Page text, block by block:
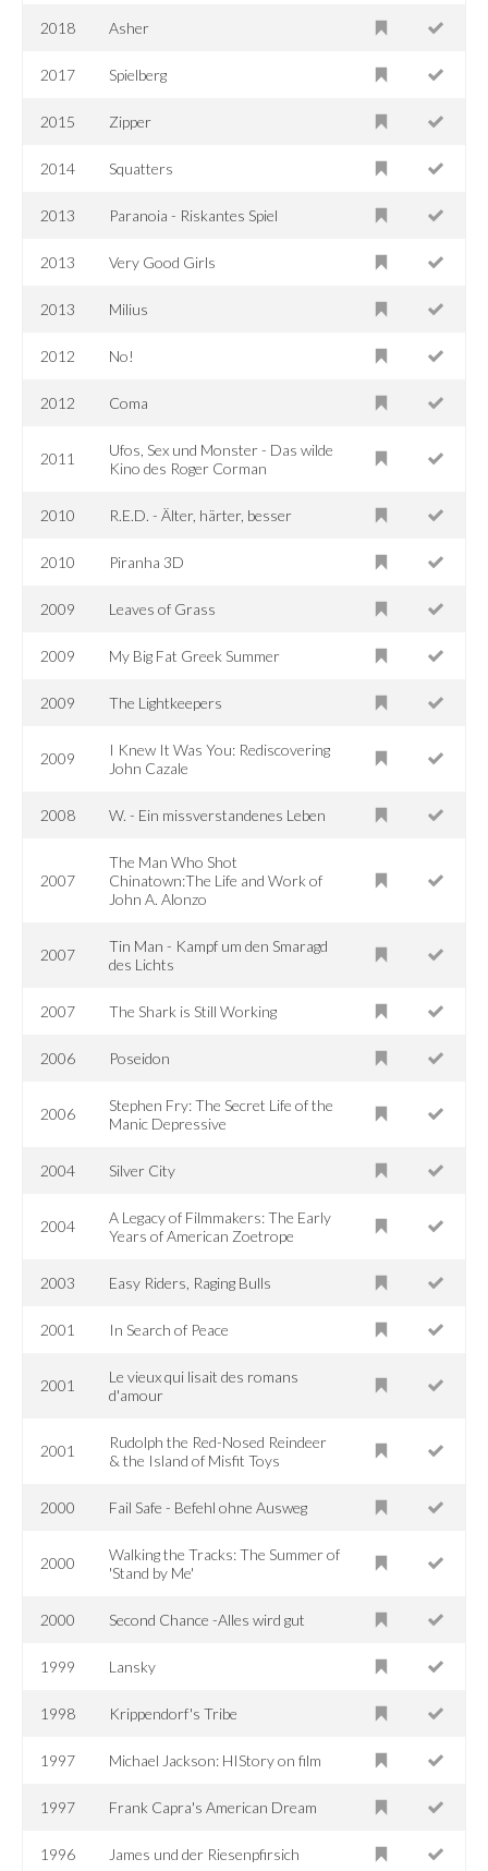
2018 Asher
2017 Spielberg
2015 Zipper
2014 Squatters
2013 Paranoia - Riskantes Spiel
2013 Very Good Girls
2013 Milius
2012 No!
2012 Coma
2011
Ufos, Sex und Monster - Das wilde
Kino des Roger Corman
2010 R.E.D. - Älter, härter, besser
2010 Piranha 3D
2009 Leaves of Grass
2009 My Big Fat Greek Summer
2009 The Lightkeepers
2009
I Knew It Was You: Rediscovering
John Cazale
2008 W. - Ein missverstandenes Leben
2007
The Man Who Shot
Chinatown:The Life and Work of
John A. Alonzo
2007
Tin Man - Kampf um den Smaragd
des Lichts
2007 The Shark is Still Working
2006 Poseidon
2006
Stephen Fry: The Secret Life of the
Manic Depressive
2004 Silver City
2004
A Legacy of Filmmakers: The Early
Years of American Zoetrope
2003 Easy Riders, Raging Bulls
2001 In Search of Peace
2001
Le vieux qui lisait des romans
d'amour
2001
Rudolph the Red-Nosed Reindeer
& the Island of Misfit Toys
2000 Fail Safe - Befehl ohne Ausweg
2000
Walking the Tracks: The Summer of
'Stand by Me'
2000 Second Chance -Alles wird gut
1999 Lansky
1998 Krippendorf's Tribe
1997 Michael Jackson: HIStory on film
1997 Frank Capra's American Dream
1996 James und der Riesenpfirsich